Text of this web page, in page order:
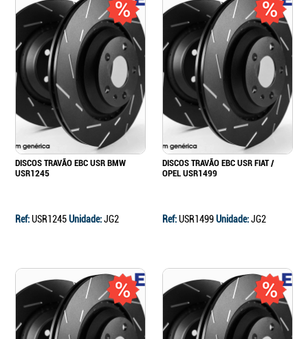
DISCOS TRAVÃO EBC USR BMW
USR1245
Ref:USR1245Unidade:JG2
DISCOS TRAVÃO EBC USR FIAT /
OPEL USR1499
Ref:USR1499Unidade:JG2